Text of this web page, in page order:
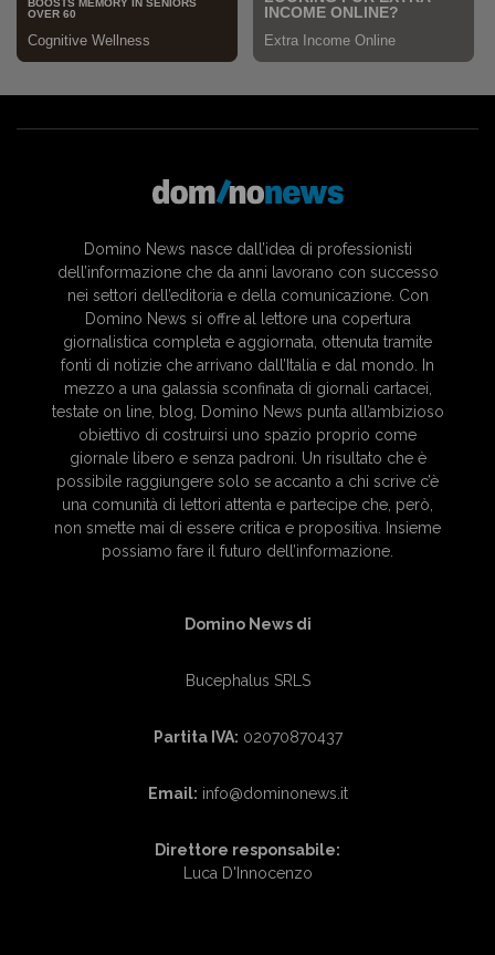
Domino News nasce dall’idea di professionisti
dell’informazione che da anni lavorano con successo
nei settori dell’editoria e della comunicazione. Con
Domino News si offre al lettore una copertura
giornalistica completa e aggiornata, ottenuta tramite
fonti di notizie che arrivano dall’Italia e dal mondo. In
mezzo a una galassia sconfinata di giornali cartacei,
testate on line, blog, Domino News punta all’ambizioso
obiettivo di costruirsi uno spazio proprio come
giornale libero e senza padroni. Un risultato che è
possibile raggiungere solo se accanto a chi scrive c’è
una comunità di lettori attenta e partecipe che, però,
non smette mai di essere critica e propositiva. Insieme
possiamo fare il futuro dell’informazione.
Domino News di
Bucephalus SRLS
Partita IVA: 02070870437
Email: info@dominonews.it
Direttore responsabile:
Luca D'Innocenzo